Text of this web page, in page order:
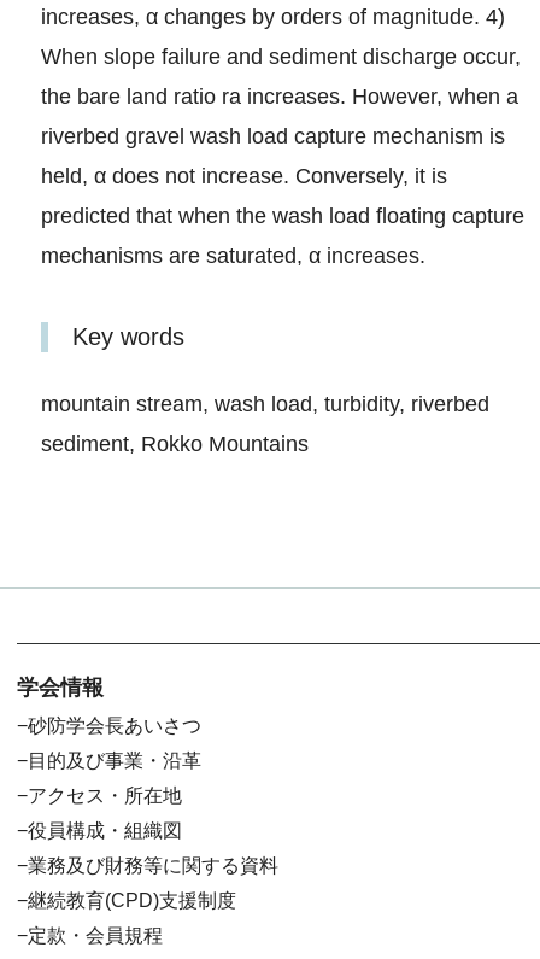
increases, α changes by orders of magnitude. 4)
When slope failure and sediment discharge occur,
the bare land ratio ra increases. However, when a
riverbed gravel wash load capture mechanism is
held, α does not increase. Conversely, it is
predicted that when the wash load floating capture
mechanisms are saturated, α increases.
Key words
mountain stream, wash load, turbidity, riverbed
sediment, Rokko Mountains
学会情報
砂防学会長あいさつ
目的及び事業・沿革
アクセス・所在地
役員構成・組織図
業務及び財務等に関する資料
継続教育(CPD)支援制度
定款・会員規程